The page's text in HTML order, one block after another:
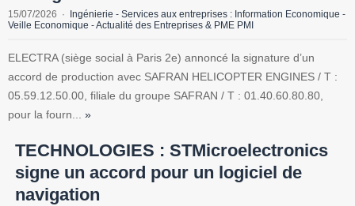
15/07/2026
Ingénierie - Services aux entreprises : Information Economique -
Veille Economique - Actualité des Entreprises & PME PMI
ELECTRA (siège social à Paris 2e) annoncé la signature d’un
accord de production avec SAFRAN HELICOPTER ENGINES / T :
05.59.12.50.00, filiale du groupe SAFRAN / T : 01.40.60.80.80,
pour la fourn... »
TECHNOLOGIES : STMicroelectronics
signe un accord pour un logiciel de
navigation